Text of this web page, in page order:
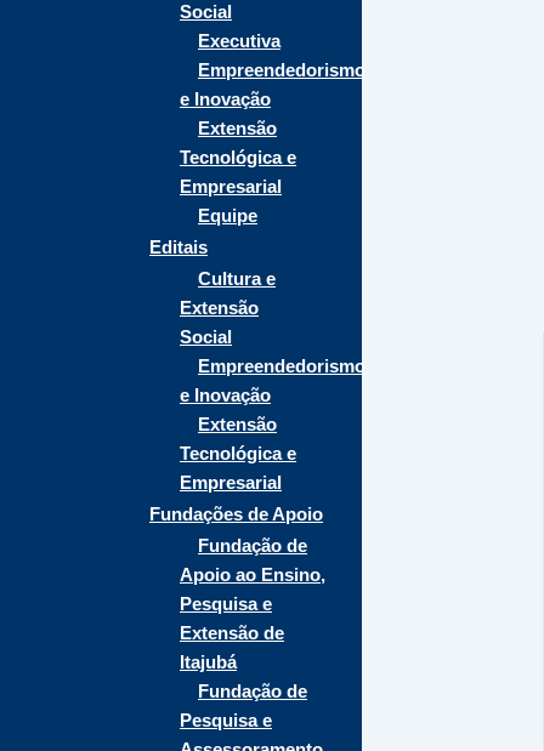
Social
Executiva
Empreendedorismo
e Inovação
Extensão
Tecnológica e
Empresarial
Equipe
Editais
Cultura e
Extensão
Social
Empreendedorismo
e Inovação
Extensão
Tecnológica e
Empresarial
Fundações de Apoio
Fundação de
Apoio ao Ensino,
Pesquisa e
Extensão de
Itajubá
Fundação de
Pesquisa e